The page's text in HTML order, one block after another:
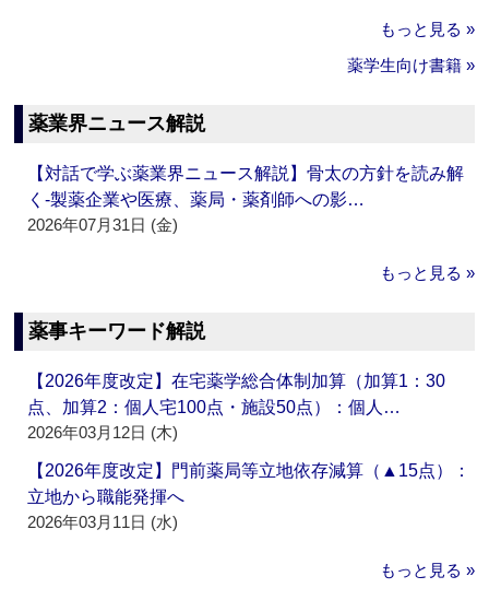
もっと見る »
薬学生向け書籍 »
薬業界ニュース解説
【対話で学ぶ薬業界ニュース解説】骨太の方針を読み解
く‐製薬企業や医療、薬局・薬剤師への影…
2026年07月31日 (金)
もっと見る »
薬事キーワード解説
【2026年度改定】在宅薬学総合体制加算（加算1：30
点、加算2：個人宅100点・施設50点）：個人…
2026年03月12日 (木)
【2026年度改定】門前薬局等立地依存減算（▲15点）：
立地から職能発揮へ
2026年03月11日 (水)
もっと見る »